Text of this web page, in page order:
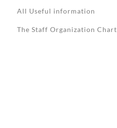
All Useful information
The Staff Organization Chart